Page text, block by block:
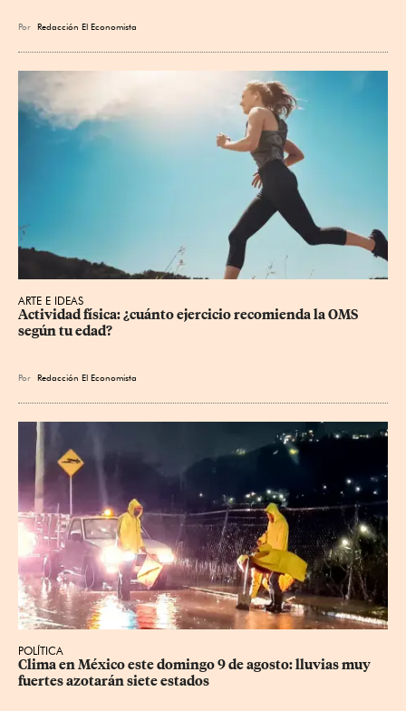
Por Redacción El Economista
ARTE E IDEAS
Actividad física: ¿cuánto ejercicio recomienda la OMS
según tu edad?
Por Redacción El Economista
POLÍTICA
Clima en México este domingo 9 de agosto: lluvias muy
fuertes azotarán siete estados